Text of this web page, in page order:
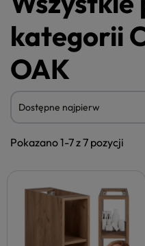
kategorii
OAK
Dostępne najpierw
Pokazano 1-7 z 7 pozycji